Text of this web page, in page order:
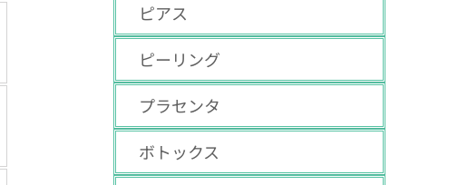
ピアス
ピーリング
プラセンタ
ボトックス